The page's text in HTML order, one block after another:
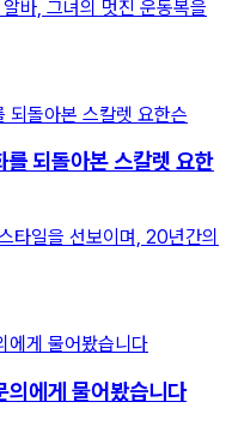
바, 그녀의 멋진 운동복을
되돌아본 스칼렛 요한
타일을 선보이며, 20년간의
의에게 물어봤습니다